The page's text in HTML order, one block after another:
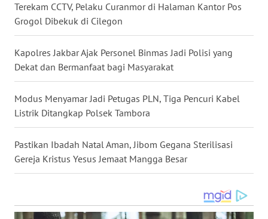
Terekam CCTV, Pelaku Curanmor di Halaman Kantor Pos
Grogol Dibekuk di Cilegon
Kapolres Jakbar Ajak Personel Binmas Jadi Polisi yang
Dekat dan Bermanfaat bagi Masyarakat
Modus Menyamar Jadi Petugas PLN, Tiga Pencuri Kabel
Listrik Ditangkap Polsek Tambora
Pastikan Ibadah Natal Aman, Jibom Gegana Sterilisasi
Gereja Kristus Yesus Jemaat Mangga Besar
WN
TAPANULI
SELATAN
WN
TANJUNG
WN